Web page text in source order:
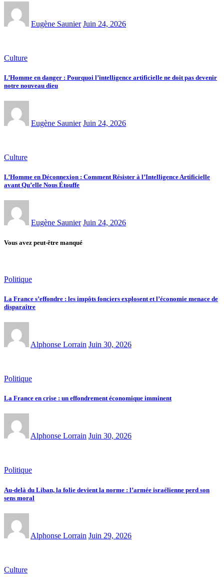
Eugène Saunier Juin 24, 2026
Culture
L’Homme en danger : Pourquoi l’intelligence artificielle ne doit pas devenir
notre nouveau dieu
Eugène Saunier Juin 24, 2026
Culture
L’Homme en Déconnexion : Comment Résister à l’Intelligence Artificielle
avant Qu’elle Nous Étouffe
Eugène Saunier Juin 24, 2026
Vous avez peut-être manqué
Politique
La France s’effondre : les impôts fonciers explosent et l’économie menace de
disparaître
Alphonse Lorrain Juin 30, 2026
Politique
La France en crise : un effondrement économique imminent
Alphonse Lorrain Juin 30, 2026
Politique
Au-delà du Liban, la folie devient la norme : l’armée israélienne perd son
sens moral
Alphonse Lorrain Juin 29, 2026
Culture